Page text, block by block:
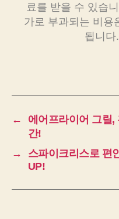
료를 받을 수 있습
가로 부과되는 비용
됩니다
←
에어프라이어 그릴,
간!
→
스파이크리스로 편
UP!